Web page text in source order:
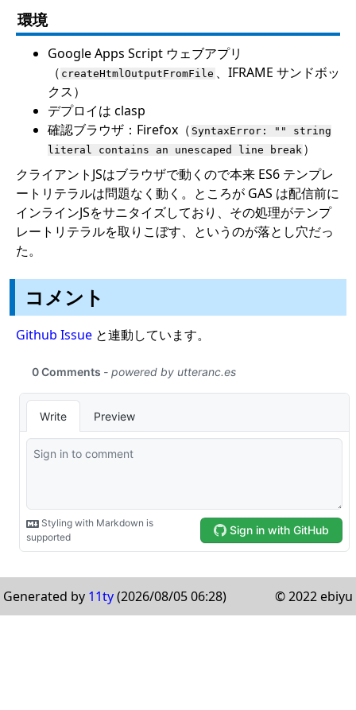
環境
Google Apps Script ウェブアプリ
（ createHtmlOutputFromFile 、IFRAME サンドボッ
クス）
デプロイは clasp
確認ブラウザ：Firefox（ SyntaxError: "" string
literal contains an unescaped line break ）
クライアントJSはブラウザで動くので本来 ES6 テンプレ
ートリテラルは問題なく動く。ところが GAS は配信前に
インラインJSをサニタイズしており、その処理がテンプ
レートリテラルを取りこぼす、というのが落とし穴だっ
た。
コメント
Github Issue と連動しています。
Generated by 11ty(2026/08/05 06:28) © 2022 ebiyu